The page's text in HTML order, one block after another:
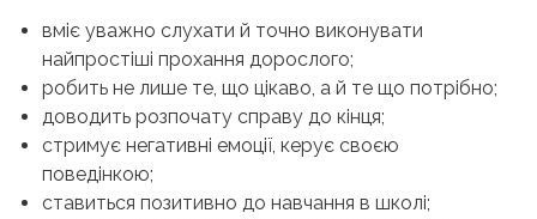
вміє уважно слухати й точно виконувати
найпростіші прохання дорослого;
робить не лише те, що цікаво, а й те що потрібно;
доводить розпочату справу до кінця;
стримує негативні емоції, керує своєю
поведінкою;
ставиться позитивно до навчання в школі;